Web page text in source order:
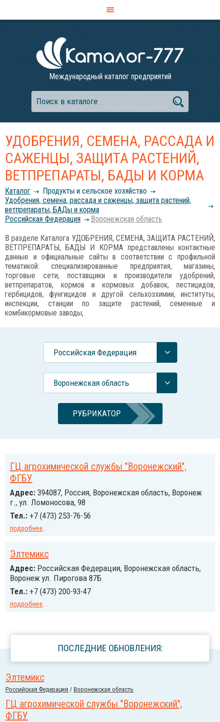
Международный каталог предприятий
УДОБРЕНИЯ, СЕМЕНА, РАССАДА И
САЖЕНЦЫ, ЗАЩИТА РАСТЕНИЙ,
ВЕТПРЕПАРАТЫ, БАДЫ И КОРМА
Каталог
Продукты и сельское хозяйство
Удобрения, семена, рассада и саженцы, защита растений,
ветпрепараты, БАДы и корма
Российcкая Федерация
Воронежская область
В разделе Каталога УДОБРЕНИЯ, СЕМЕНА, ЗАЩИТА РАСТЕНИЙ,
ВЕТПРЕПАРАТЫ, БАДЫ И КОРМА представлены контактные
данные и официальные сайты в соответствии с профильной
тематикой: специализированные предприятия, магазины,
торговые сети, поставщики и производители удобрений,
ветпрепаратов, кормов и кормовых добавок, пестицидов,
гербицидов, фунгицидов и другой сельхозхимии, институты,
инспекции, станции по защите растений, семенные и
комбикормовые заводы,
Российcкая Федерация
Воронежская область
РУБРИКАТОР
ГЦ агрохимической службы "Воронежский",
ФГБУ
Адрес: 394087, Россия, Воронежская область, Воронеж
г., ул. Ломоносова, 98
Тел.: +7 (473) 253-76-56
подробнее...
Элтемикс
Адрес: Российcкая Федерация, Воронежская область,
Воронеж ул. Пирогова 87Б
Тел.: +7 (473) 200-93-47
подробнее...
ПОСЛЕДНИЕ ОБНОВЛЕНИЯ:
Элтемикс
Российcкая Федерация /Воронежская область
ГЦ агрохимической службы "Воронежский",
ФГБУ